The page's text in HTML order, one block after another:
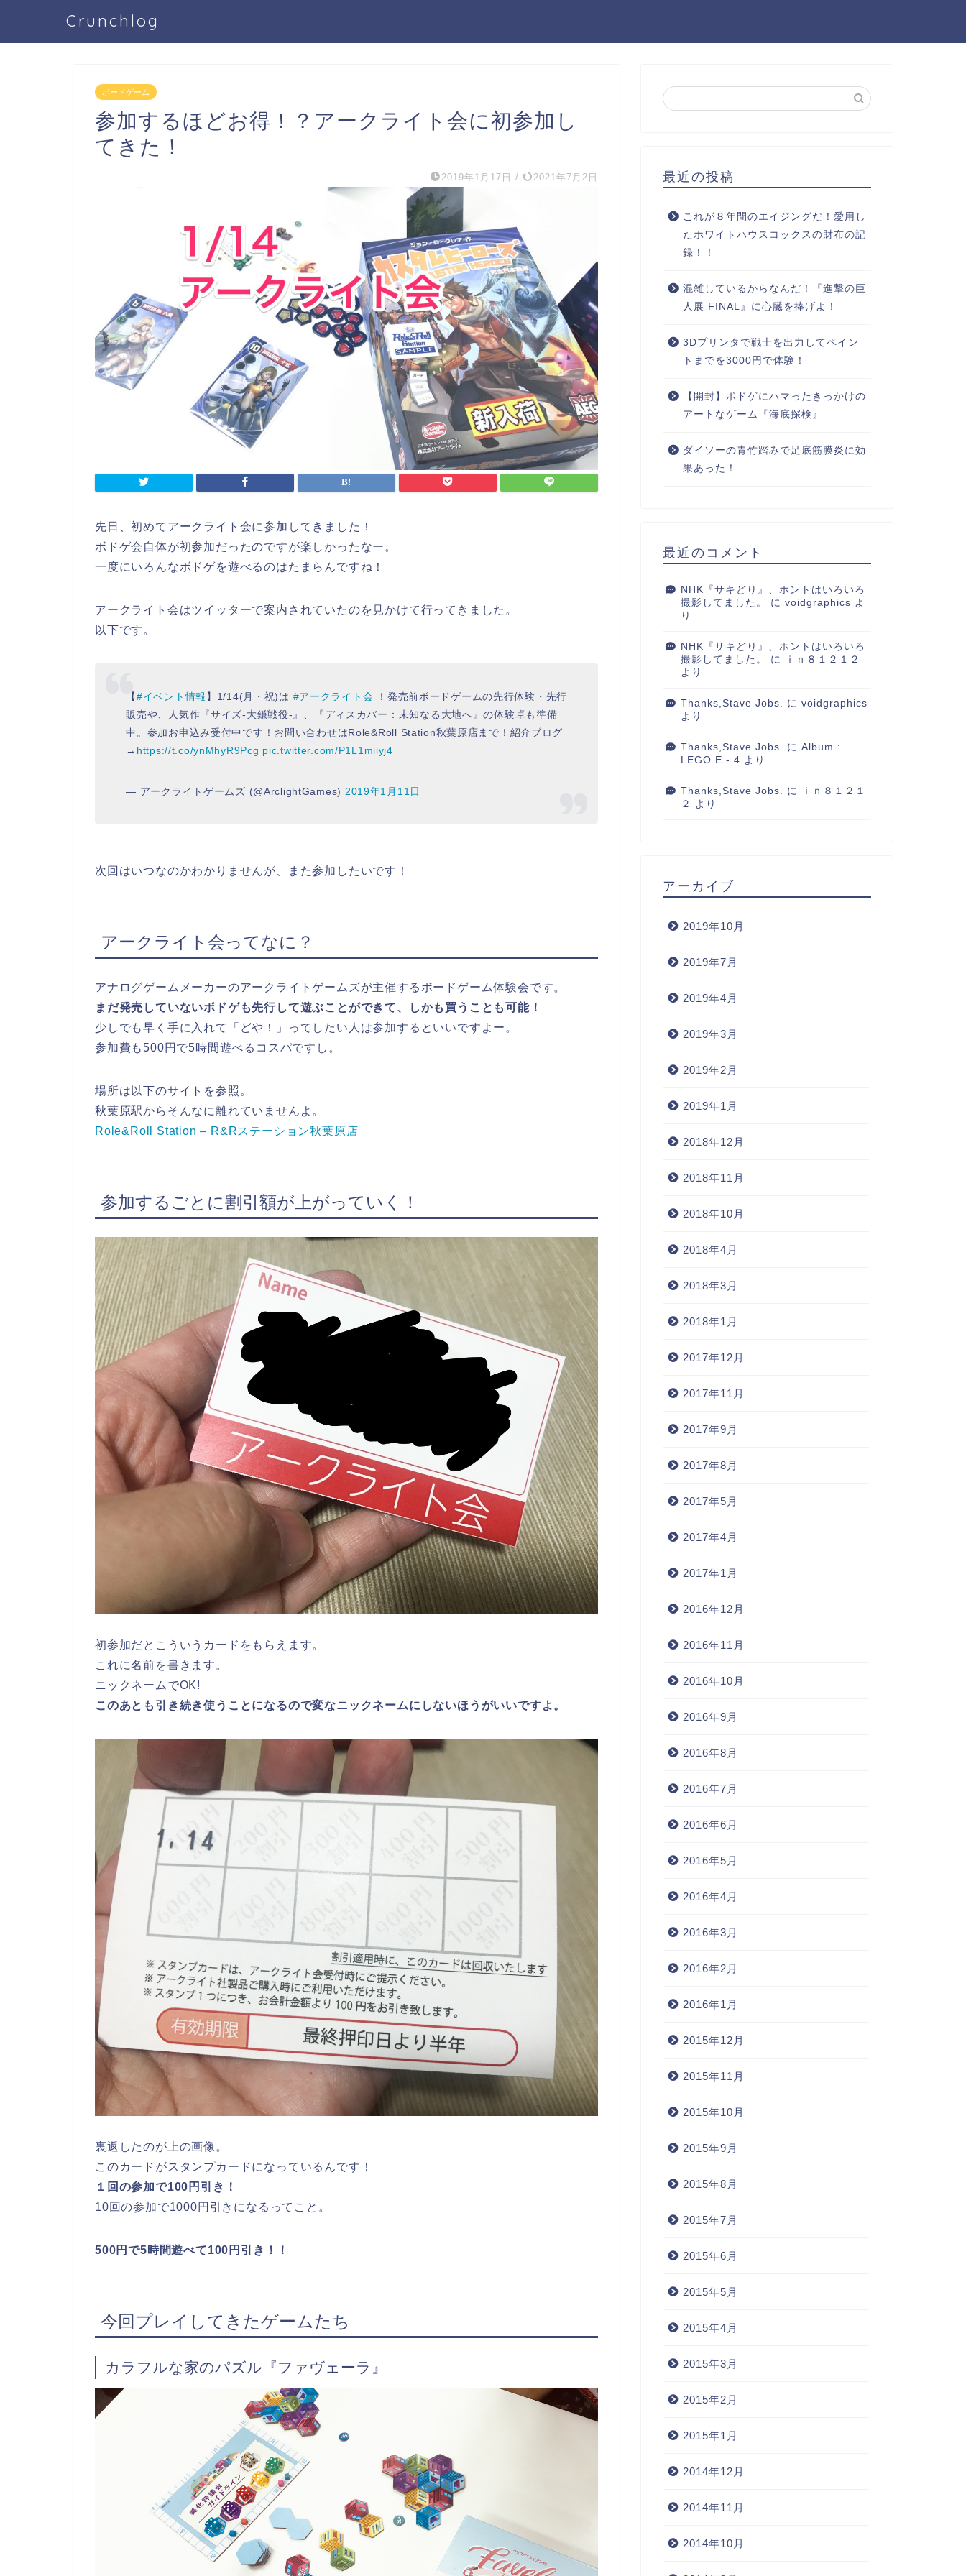
Crunchlog
ボードゲーム
参加するほどお得！？アークライト会に初参加し
てきた！
2019年1月17日 / 2021年7月2日
先日、初めてアークライト会に参加してきました！
ボドゲ会自体が初参加だったのですが楽しかったなー。
一度にいろんなボドゲを遊べるのはたまらんですね！
アークライト会はツイッターで案内されていたのを見かけて行ってきました。
以下です。
【#イベント情報 】1/14(月・祝)は #アークライト会 ！発売前ボードゲームの先行体験・先行
販売や、人気作『サイズ-大鎌戦役-』、『ディスカバー：未知なる大地へ』の体験卓も準備
中。参加お申込み受付中です！お問い合わせはRole&Roll Station秋葉原店まで！紹介ブログ
→ https://t.co/ynMhyR9Pcg pic.twitter.com/P1L1miiyj4
— アークライトゲームズ (@ArclightGames) 2019年1月11日
次回はいつなのかわかりませんが、また参加したいです！
アークライト会ってなに？
アナログゲームメーカーのアークライトゲームズが主催するボードゲーム体験会です。
まだ発売していないボドゲも先行して遊ぶことができて、しかも買うことも可能！
少しでも早く手に入れて「どや！」ってしたい人は参加するといいですよー。
参加費も500円で5時間遊べるコスパですし。
場所は以下のサイトを参照。
秋葉原駅からそんなに離れていませんよ。
Role&Roll Station – R&Rステーション秋葉原店
参加するごとに割引額が上がっていく！
初参加だとこういうカードをもらえます。
これに名前を書きます。
ニックネームでOK!
このあとも引き続き使うことになるので変なニックネームにしないほうがいいですよ。
裏返したのが上の画像。
このカードがスタンプカードになっているんです！
１回の参加で100円引き！
10回の参加で1000円引きになるってこと。
500円で5時間遊べて100円引き！！
今回プレイしてきたゲームたち
カラフルな家のパズル『ファヴェーラ』
最近の投稿
これが８年間のエイジングだ！愛用し
たホワイトハウスコックスの財布の記
録！！
混雑しているからなんだ！『進撃の巨
人展 FINAL』に心臓を捧げよ！
3Dプリンタで戦士を出力してペイン
トまでを3000円で体験！
【開封】ボドゲにハマったきっかけの
アートなゲーム『海底探検』
ダイソーの青竹踏みで足底筋膜炎に効
果あった！
最近のコメント
NHK『サキどり』、ホントはいろいろ
撮影してました。
に voidgraphics よ
り
NHK『サキどり』、ホントはいろいろ
撮影してました。
に
ｉｎ８１２１２
より
Thanks,Stave Jobs. に voidgraphics
より
Thanks,Stave Jobs. に Album :
LEGO E - 4 より
Thanks,Stave Jobs. に
ｉｎ８１２１
２
より
アーカイブ
2019年10月
2019年7月
2019年4月
2019年3月
2019年2月
2019年1月
2018年12月
2018年11月
2018年10月
2018年4月
2018年3月
2018年1月
2017年12月
2017年11月
2017年9月
2017年8月
2017年5月
2017年4月
2017年1月
2016年12月
2016年11月
2016年10月
2016年9月
2016年8月
2016年7月
2016年6月
2016年5月
2016年4月
2016年3月
2016年2月
2016年1月
2015年12月
2015年11月
2015年10月
2015年9月
2015年8月
2015年7月
2015年6月
2015年5月
2015年4月
2015年3月
2015年2月
2015年1月
2014年12月
2014年11月
2014年10月